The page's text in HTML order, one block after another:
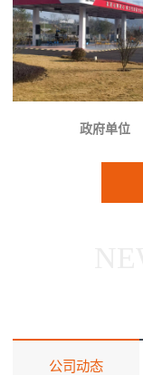
政府单位
公司动态